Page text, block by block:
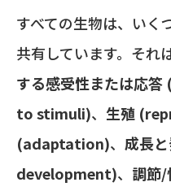
すべての生物は、いく
共有しています。それは
する感受性または応
to stimuli)、 生殖
(adaptation)、 成長
development)、 調節/